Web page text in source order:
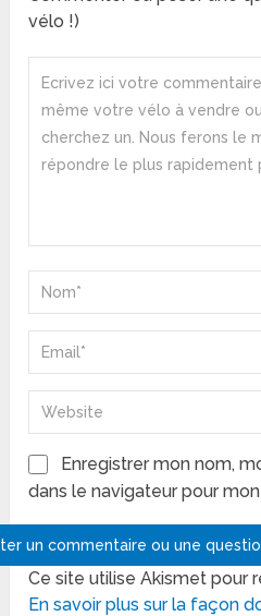
vélo !)
Enregistrer mon nom,
dans le navigateur pour
Ce site utilise Akismet pour
En savoir plus sur la façon